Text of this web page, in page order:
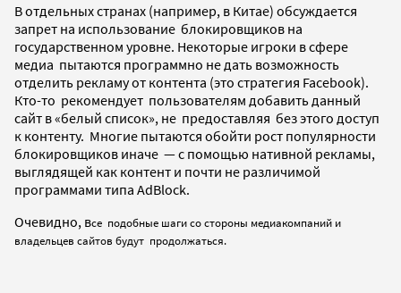
В отдельных странах (например, в Китае) обсуждается
запрет на использование блокировщиков на
государственном уровне. Некоторые игроки в сфере
медиа пытаются программно не дать возможность
отделить рекламу от контента (это стратегия Facebook).
Кто-то рекомендует пользователям добавить данный
сайт в «белый список», не предоставляя без этого доступ
к контенту. Многие пытаются обойти рост популярности
блокировщиков иначе — с помощью нативной рекламы,
выглядящей как контент и почти не различимой
программами типа AdBlock.
Очевидно, все подобные шаги со стороны медиакомпаний и
владельцев сайтов будут продолжаться.